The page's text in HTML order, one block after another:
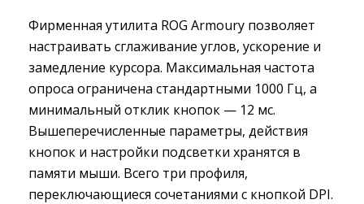
Фирменная утилита ROG Armoury позволяет
настраивать сглаживание углов, ускорение и
замедление курсора. Максимальная частота
опроса ограничена стандартными 1000 Гц, а
минимальный отклик кнопок — 12 мс.
Вышеперечисленные параметры, действия
кнопок и настройки подсветки хранятся в
памяти мыши. Всего три профиля,
переключающиеся сочетаниями с кнопкой DPI.